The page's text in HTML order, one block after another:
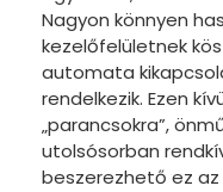
Nagyon könnyen
kezelőfelületnek
automata
rendelkezik. Ezen
„parancsokra”,
utolsósorban
beszerezhető ez az